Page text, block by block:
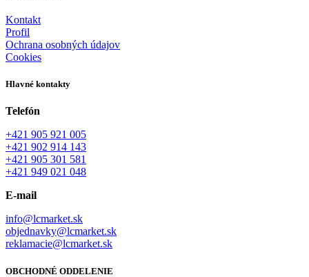
Kontakt
Profil
Ochrana osobných údajov
Cookies
Hlavné kontakty
Telefón
+421 905 921 005
+421 902 914 143
+421 905 301 581
+421 949 021 048
E-mail
info@lcmarket.sk
objednavky@lcmarket.sk
reklamacie@lcmarket.sk
OBCHODNÉ ODDELENIE